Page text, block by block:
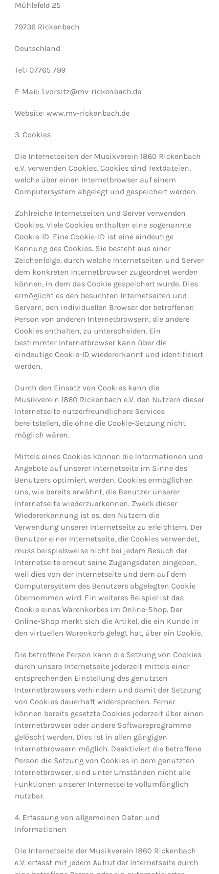
Mühlefeld 25
79736 Rickenbach
Deutschland
Tel.: 07765 799
E-Mail: 1.vorsitz@mv-rickenbach.de
Website: www.mv-rickenbach.de
3. Cookies
Die Internetseiten der Musikverein 1860 Rickenbach
e.V. verwenden Cookies. Cookies sind Textdateien,
welche über einen Internetbrowser auf einem
Computersystem abgelegt und gespeichert werden.
Zahlreiche Internetseiten und Server verwenden
Cookies. Viele Cookies enthalten eine sogenannte
Cookie-ID. Eine Cookie-ID ist eine eindeutige
Kennung des Cookies. Sie besteht aus einer
Zeichenfolge, durch welche Internetseiten und Server
dem konkreten Internetbrowser zugeordnet werden
können, in dem das Cookie gespeichert wurde. Dies
ermöglicht es den besuchten Internetseiten und
Servern, den individuellen Browser der betroffenen
Person von anderen Internetbrowsern, die andere
Cookies enthalten, zu unterscheiden. Ein
bestimmter Internetbrowser kann über die
eindeutige Cookie-ID wiedererkannt und identifiziert
werden.
Durch den Einsatz von Cookies kann die
Musikverein 1860 Rickenbach e.V. den Nutzern dieser
Internetseite nutzerfreundlichere Services
bereitstellen, die ohne die Cookie-Setzung nicht
möglich wären.
Mittels eines Cookies können die Informationen und
Angebote auf unserer Internetseite im Sinne des
Benutzers optimiert werden. Cookies ermöglichen
uns, wie bereits erwähnt, die Benutzer unserer
Internetseite wiederzuerkennen. Zweck dieser
Wiedererkennung ist es, den Nutzern die
Verwendung unserer Internetseite zu erleichtern. Der
Benutzer einer Internetseite, die Cookies verwendet,
muss beispielsweise nicht bei jedem Besuch der
Internetseite erneut seine Zugangsdaten eingeben,
weil dies von der Internetseite und dem auf dem
Computersystem des Benutzers abgelegten Cookie
übernommen wird. Ein weiteres Beispiel ist das
Cookie eines Warenkorbes im Online-Shop. Der
Online-Shop merkt sich die Artikel, die ein Kunde in
den virtuellen Warenkorb gelegt hat, über ein Cookie.
Die betroffene Person kann die Setzung von Cookies
durch unsere Internetseite jederzeit mittels einer
entsprechenden Einstellung des genutzten
Internetbrowsers verhindern und damit der Setzung
von Cookies dauerhaft widersprechen. Ferner
können bereits gesetzte Cookies jederzeit über einen
Internetbrowser oder andere Softwareprogramme
gelöscht werden. Dies ist in allen gängigen
Internetbrowsern möglich. Deaktiviert die betroffene
Person die Setzung von Cookies in dem genutzten
Internetbrowser, sind unter Umständen nicht alle
Funktionen unserer Internetseite vollumfänglich
nutzbar.
4. Erfassung von allgemeinen Daten und
Informationen
Die Internetseite der Musikverein 1860 Rickenbach
e.V. erfasst mit jedem Aufruf der Internetseite durch